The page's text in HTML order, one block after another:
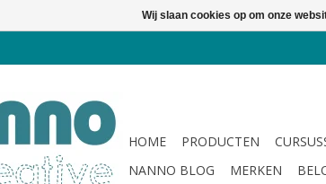
HOME PRODUCTEN
NANNO BLOG
MERKEN
Wij slaan cookies op om onze